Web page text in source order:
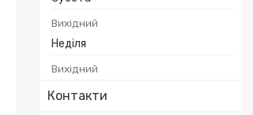
Вихідний
Неділя
Вихідний
Контакти